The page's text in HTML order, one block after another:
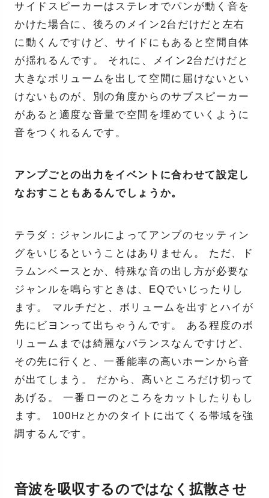
サイドスピーカーはステレオでパンが動く音を
かけた場合に、後ろのメイン2台だけだと左右
に動くんですけど、サイドにもあると空間自体
が揺れるんです。 それに、メイン2台だけだと
大きなボリュームを出して空間に届けないとい
けないものが、別の角度からのサブスピーカー
があると適度な音量で空間を埋めていくように
音をつくれるんです。
アンプごとの出力をイベントに合わせて設定し
なおすこともあるんでしょうか。
テラダ：ジャンルによってアンプのセッティン
グをいじるということはありません。 ただ、ド
ラムンベースとか、特殊な音の出し方が必要な
ジャンルを鳴らすときは、EQでいじったりし
ます。 マルチだと、ボリュームを出すとハイが
先にビヨンって出ちゃうんです。 ある程度のボ
リュームまでは綺麗なバランスなんですけど、
その先に行くと、一番能率の高いホーンから音
が出てしまう。 だから、高いところだけ切って
あげる。 一番ローのところをカットしたりもし
ます。 100Hzとかのタイトに出てくる帯域を強
調するんです。
音波を吸収するのではなく拡散させ